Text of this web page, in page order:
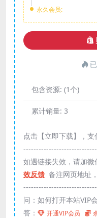
永久会员:
包含资源: (1个)
累计销量: 3
点击【立即下载】，支
如遇链接失效，请加微
效反馈 备注网页地址
问：如何打开本站VIP
答：
开通VIP会员